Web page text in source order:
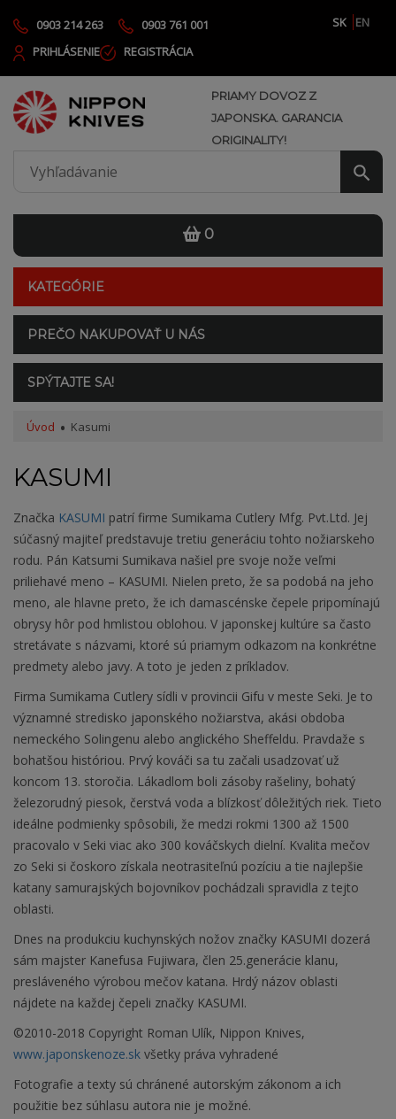
0903 214 263 0903 761 001 SK
EN
PRIHLÁSENIE
REGISTRÁCIA
PRIAMY DOVOZ Z
JAPONSKA. GARANCIA
ORIGINALITY!
0
KATEGÓRIE
PREČO NAKUPOVAŤ U NÁS
SPÝTAJTE SA!
Úvod Kasumi
KASUMI
Značka KASUMI patrí firme Sumikama Cutlery Mfg. Pvt.Ltd. Jej
súčasný majiteľ predstavuje tretiu generáciu tohto nožiarskeho
rodu. Pán Katsumi Sumikava našiel pre svoje nože veľmi
priliehavé meno – KASUMI. Nielen preto, že sa podobá na jeho
meno, ale hlavne preto, že ich damascénske čepele pripomínajú
obrysy hôr pod hmlistou oblohou. V japonskej kultúre sa často
stretávate s názvami, ktoré sú priamym odkazom na konkrétne
predmety alebo javy. A toto je jeden z príkladov.
Firma Sumikama Cutlery sídli v provincii Gifu v meste Seki. Je to
významné stredisko japonského nožiarstva, akási obdoba
nemeckého Solingenu alebo anglického Sheffeldu. Pravdaže s
bohatšou históriou. Prvý kováči sa tu začali usadzovať už
koncom 13. storočia. Lákadlom boli zásoby rašeliny, bohatý
železorudný piesok, čerstvá voda a blízkosť dôležitých riek. Tieto
ideálne podmienky spôsobili, že medzi rokmi 1300 až 1500
pracovalo v Seki viac ako 300 kováčskych dielní. Kvalita mečov
zo Seki si čoskoro získala neotrasiteľnú pozíciu a tie najlepšie
katany samurajských bojovníkov pochádzali spravidla z tejto
oblasti.
Dnes na produkciu kuchynských nožov značky KASUMI dozerá
sám majster Kanefusa Fujiwara, člen 25.generácie klanu,
presláveného výrobou mečov katana. Hrdý názov oblasti
nájdete na každej čepeli značky KASUMI.
©2010-2018 Copyright Roman Ulík, Nippon Knives,
www.japonskenoze.sk všetky práva vyhradené
Fotografie a texty sú chránené autorským zákonom a ich
použitie bez súhlasu autora nie je možné.